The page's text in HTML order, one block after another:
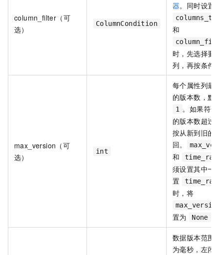
column_filter（可
选）
ColumnCondition
器。同时设置
和
时，先选择要
列，再按条件
max_version（可
选）
int
每个属性列最
的版本数，默
1 。如果符
的版本数超过
按从新到旧的
回。
和
须设置其中一
置
时，将
置为 None
数据版本范围
为毫秒，左闭